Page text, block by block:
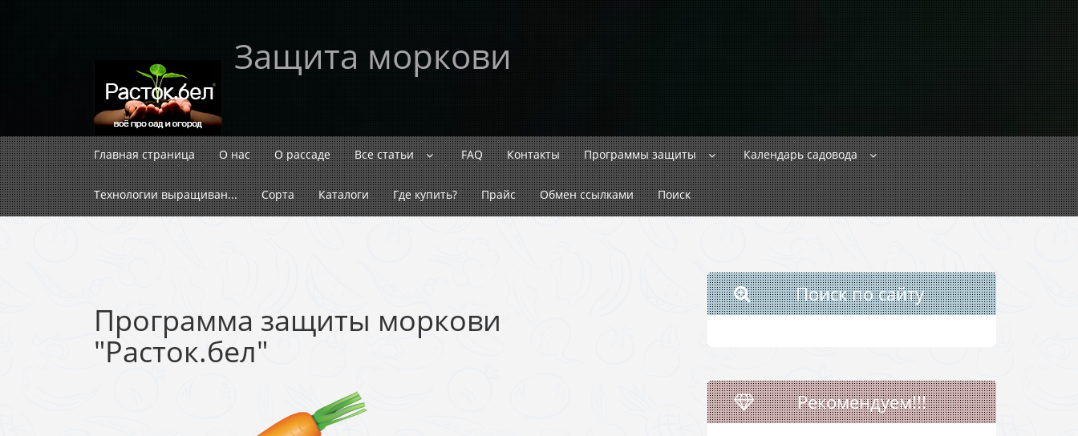
Защита моркови
Главная страница О нас О рассаде Все статьи FAQ Контакты Программы защиты Календарь садовода
Технологии выращиван... Сорта Каталоги Где купить? Прайс Обмен ссылками Поиск
Программа защиты моркови
"Расток.бел"
Поиск по сайту
Рекомендуем!!!